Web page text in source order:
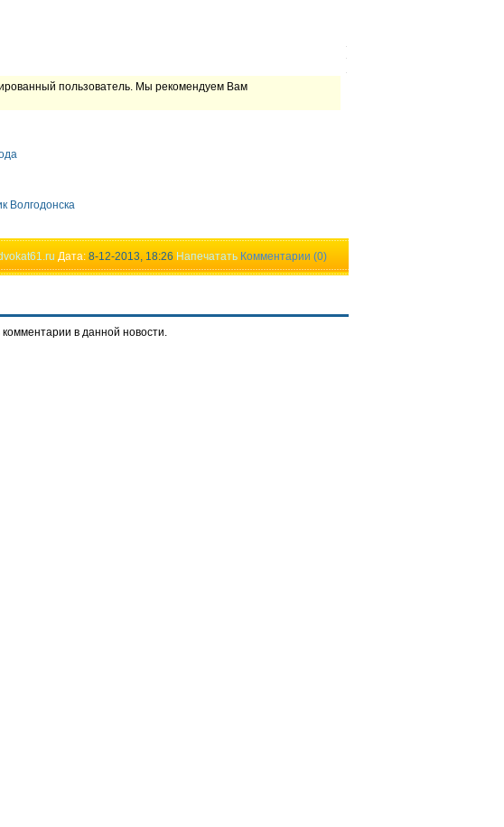
пользователь. Мы рекомендуем Вам
Волгодонска
Дата: 8-12-2013, 18:26 Напечатать Комментарии (0)
комментарии в данной новости.